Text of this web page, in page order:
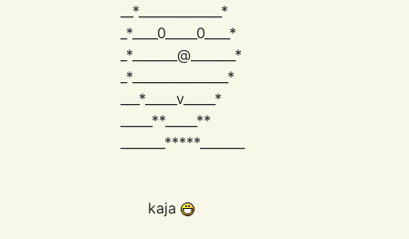
__*_____________*
_*____0_____0____*
_*_______@_______*
_*_______________*
___*_____v_____*
_____**_____**
_______*****_______
kaja